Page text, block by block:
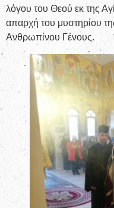
λόγου του Θεού εκ της
απαρχή του μυστηρίου
Ανθρωπίνου Γένους.